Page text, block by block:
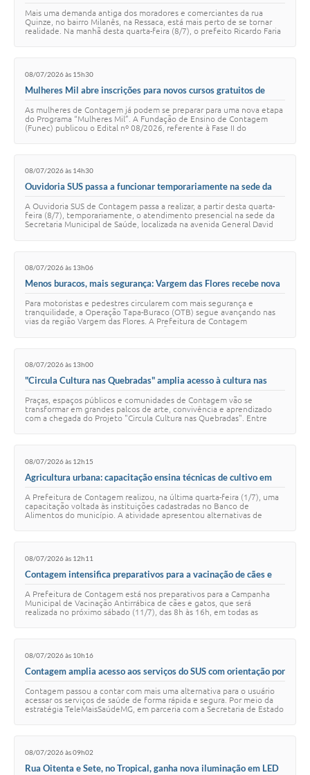
Mais uma demanda antiga dos moradores e comerciantes da rua
Quinze, no bairro Milanês, na Ressaca, está mais perto de se tornar
realidade. Na manhã desta quarta-feira (8/7), o prefeito Ricardo Faria
08/07/2026 às 15h30
Mulheres Mil abre inscrições para novos cursos gratuitos de
As mulheres de Contagem já podem se preparar para uma nova etapa
do Programa “Mulheres Mil”. A Fundação de Ensino de Contagem
(Funec) publicou o Edital nº 08/2026, referente à Fase II do
08/07/2026 às 14h30
Ouvidoria SUS passa a funcionar temporariamente na sede da
A Ouvidoria SUS de Contagem passa a realizar, a partir desta quarta-
feira (8/7), temporariamente, o atendimento presencial na sede da
Secretaria Municipal de Saúde, localizada na avenida General David
08/07/2026 às 13h06
Menos buracos, mais segurança: Vargem das Flores recebe nova
Para motoristas e pedestres circularem com mais segurança e
tranquilidade, a Operação Tapa-Buraco (OTB) segue avançando nas
vias da região Vargem das Flores. A Prefeitura de Contagem
08/07/2026 às 13h00
"Circula Cultura nas Quebradas" amplia acesso à cultura nas
Praças, espaços públicos e comunidades de Contagem vão se
transformar em grandes palcos de arte, convivência e aprendizado
com a chegada do Projeto "Circula Cultura nas Quebradas". Entre
08/07/2026 às 12h15
Agricultura urbana: capacitação ensina técnicas de cultivo em
A Prefeitura de Contagem realizou, na última quarta-feira (1/7), uma
capacitação voltada às instituições cadastradas no Banco de
Alimentos do município. A atividade apresentou alternativas de
08/07/2026 às 12h11
Contagem intensifica preparativos para a vacinação de cães e
A Prefeitura de Contagem está nos preparativos para a Campanha
Municipal de Vacinação Antirrábica de cães e gatos, que será
realizada no próximo sábado (11/7), das 8h às 16h, em todas as
08/07/2026 às 10h16
Contagem amplia acesso aos serviços do SUS com orientação por
Contagem passou a contar com mais uma alternativa para o usuário
acessar os serviços de saúde de forma rápida e segura. Por meio da
estratégia TeleMaisSaúdeMG, em parceria com a Secretaria de Estado
08/07/2026 às 09h02
Rua Oitenta e Sete, no Tropical, ganha nova iluminação em LED